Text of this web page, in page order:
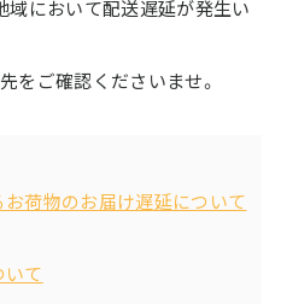
域において配送遅延が発生い
をご確認くださいませ。
荷物のお届け遅延について
て